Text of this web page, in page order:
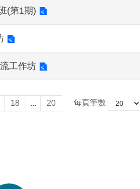
(第1期)
工作坊
18 ... 20 每頁筆數